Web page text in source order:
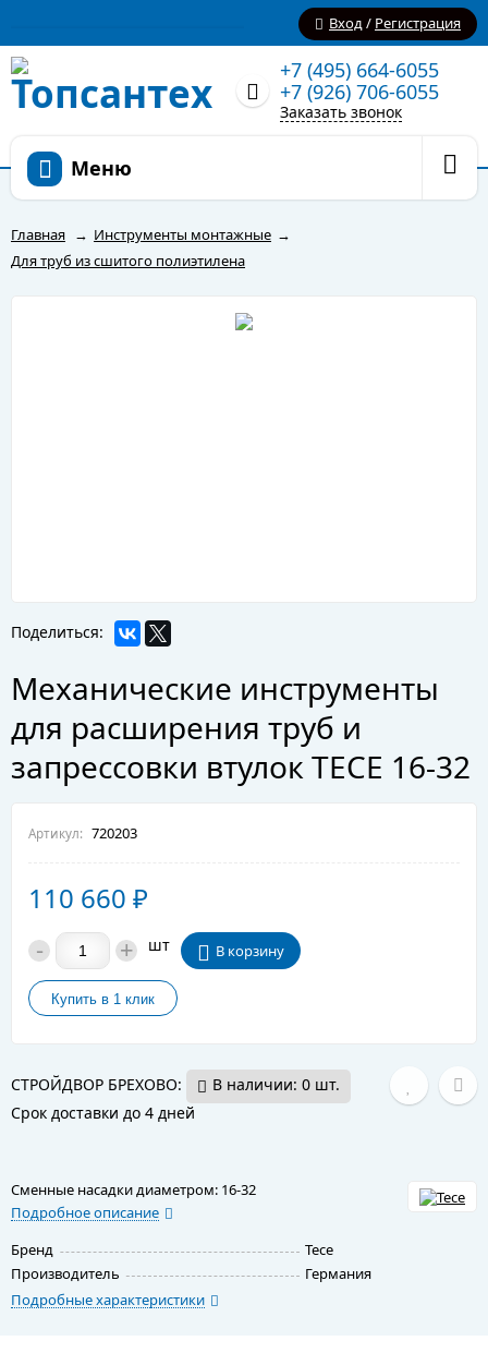
Вход/ Регистрация
+7 (495) 664-6055
+7 (926) 706-6055
Заказать звонок
Меню
Главная → Инструменты монтажные →
Для труб из сшитого полиэтилена
Поделиться:
Механические инструменты
для расширения труб и
запрессовки втулок TECE 16-32
Артикул: 720203
110 660 ₽
- + шт В корзину
СТРОЙДВОР БРЕХОВО:
В наличии: 0 шт.
Срок доставки до 4 дней
Сменные насадки диаметром: 16-32
Подробное описание
Бренд
Tece
Производитель
Германия
Подробные характеристики